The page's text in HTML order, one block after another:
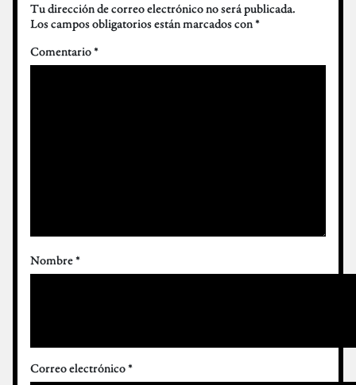
Tu dirección de correo electrónico no será publicada.
Los campos obligatorios están marcados con*
Comentario*
Nombre*
Correo electrónico*